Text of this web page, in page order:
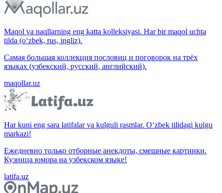
Maqol va naqllarning eng katta kolleksiyasi. Har bir maqol uchta
tilda (o‘zbek, rus, ingliz).
Самая большая коллекция пословиц и поговорок на трёх
языках (узбекский, русский, английский).
maqollar.uz
Har kuni eng sara latifalar va kulguli rasmlar. O‘zbek tilidagi kulgu
markazi!
Ежедневно только отборные анекдоты, смешные картинки.
Кузница юмора на узбекском языке!
latifa.uz